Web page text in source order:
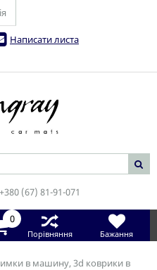
в машину, 3d коврики в
Написати листа
+380 (67) 81-91-071
0
Порівняння Бажання